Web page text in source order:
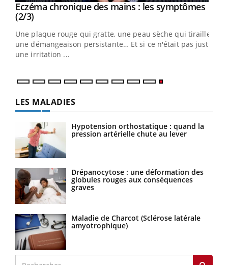
Youtube
Eczéma chronique des mains : les symptômes
(2/3)Youtube
Une plaque rouge qui gratte, une peau sèche qui tiraille,
une démangeaison persistante… Et si ce n'était pas juste
une irritation ...
LES MALADIES
Hypotension orthostatique : quand la
pression artérielle chute au lever
Drépanocytose : une déformation des
globules rouges aux conséquences
graves
Maladie de Charcot (Sclérose latérale
amyotrophique)